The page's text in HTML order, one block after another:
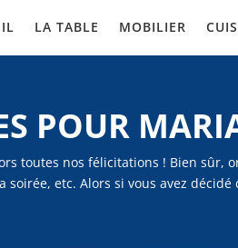
LA TABLE MOBILIER
POUR
toutes nos félicitations ! Bien
etc. Alors si vous avez